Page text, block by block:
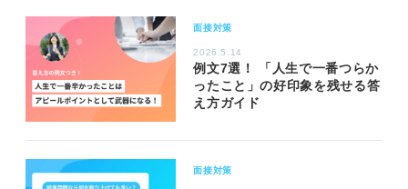
面接対策
2026.5.14
例文7選！ 「人生で一番つらか
ったこと」の好印象を残せる答
え方ガイド
面接対策